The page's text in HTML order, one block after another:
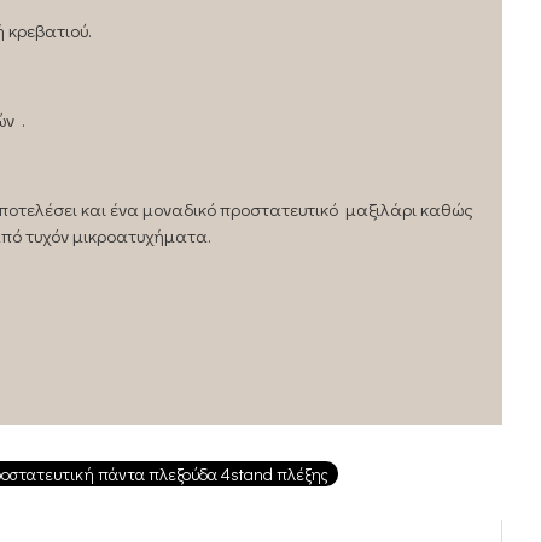
.
και ένα μοναδικό προστατευτικό μαξιλάρι καθώς
τυχόν μικροατυχήματα.
πάντα πλεξούδα 4stand πλέξης